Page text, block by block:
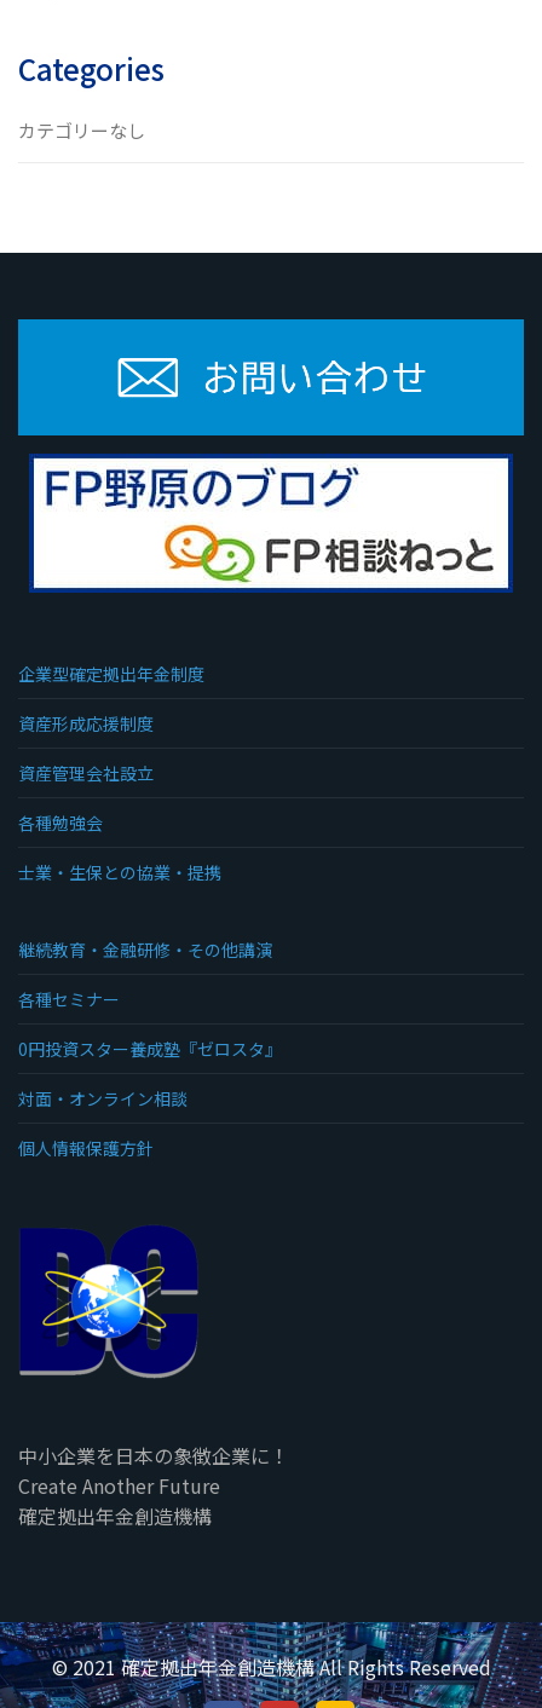
Categories
カテゴリーなし
企業型確定拠出年金制度
資産形成応援制度
資産管理会社設立
各種勉強会
士業・生保との協業・提携
継続教育・金融研修・その他講演
各種セミナー
0円投資スター養成塾『ゼロスタ』
対面・オンライン相談
個人情報保護方針
中小企業を日本の象徴企業に！
Create Another Future
確定拠出年金創造機構
© 2021 確定拠出年金創造機構 All Rights Reserved